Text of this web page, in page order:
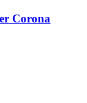
Corona